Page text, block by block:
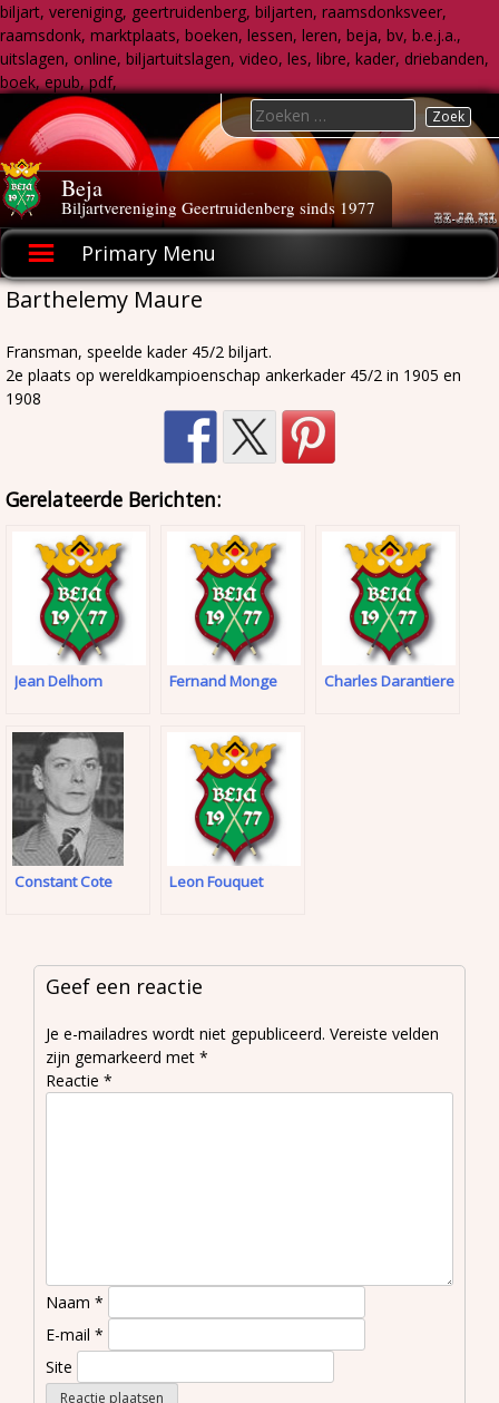
biljart, vereniging, geertruidenberg, biljarten, raamsdonksveer,
raamsdonk, marktplaats, boeken, lessen, leren, beja, bv, b.e.j.a.,
uitslagen, online, biljartuitslagen, video, les, libre, kader, driebanden,
boek, epub, pdf,
to
content
Beja
Biljartvereniging Geertruidenberg sinds 1977
Primary Menu
Search
for:
Barthelemy Maure
Fransman, speelde kader 45/2 biljart.
2e plaats op wereldkampioenschap ankerkader 45/2 in 1905 en
1908
Gerelateerde Berichten:
Jean Delhom Fernand Monge Charles Darantiere
Constant Cote Leon Fouquet
Geef een reactie
Je e-mailadres wordt niet gepubliceerd. Vereiste velden
zijn gemarkeerd met *
Reactie *
Naam *
E-mail *
Site